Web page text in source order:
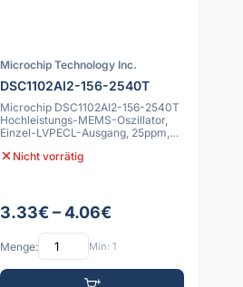
Microchip Technology Inc.
DSC1102AI2-156-2540T
Microchip DSC1102AI2-156-2540T
Hochleistungs-MEMS-Oszillator,
Einzel-LVPECL-Ausgang, 25ppm,
Nicht vorrätig
3.33€ – 4.06€
Menge: Min: 1